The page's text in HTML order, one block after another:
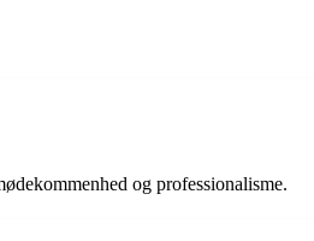
og professionalisme.